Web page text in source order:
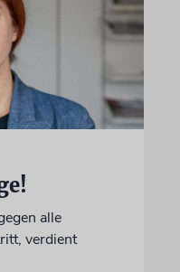
alle
verdient